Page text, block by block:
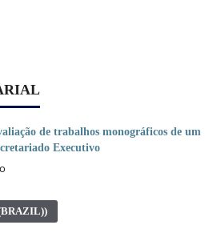
de trabalhos monográficos de um
Executivo